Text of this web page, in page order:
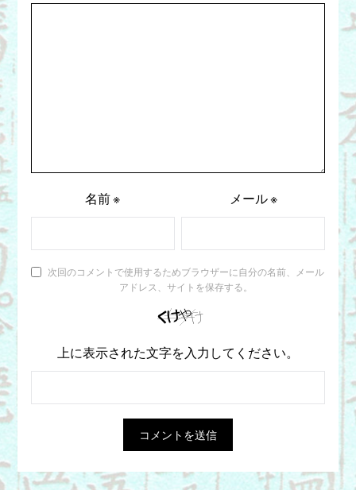
名前※ メール※
次回のコメントで使用するためブラウザーに自分の名前、メール
アドレス、サイトを保存する。
上に表示された文字を入力してください。